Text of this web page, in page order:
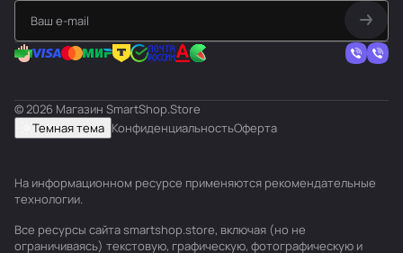
© 2026 Магазин SmartShop.Store
Темная тема КонфиденциальностьОферта
На информационном ресурсе применяются рекомендательные
технологии.
Все ресурсы сайта smartshop.store, включая (но не
ограничиваясь) текстовую, графическую, фотографическую и